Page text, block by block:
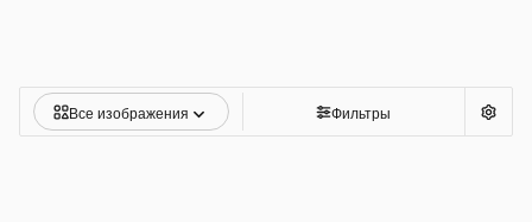
Все изображения Фильтры